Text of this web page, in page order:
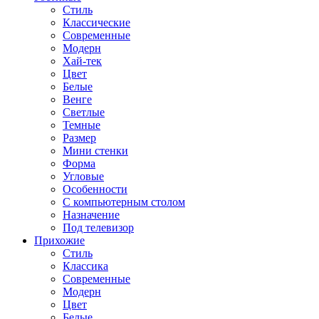
Стиль
Классические
Современные
Модерн
Хай-тек
Цвет
Белые
Венге
Светлые
Темные
Размер
Мини стенки
Форма
Угловые
Особенности
С компьютерным столом
Назначение
Под телевизор
Прихожие
Стиль
Классика
Современные
Модерн
Цвет